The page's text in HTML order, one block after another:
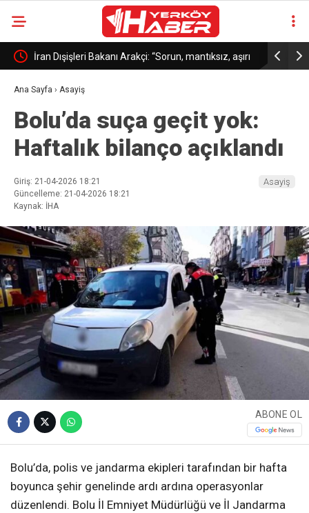
İran Dışişleri Bakanı Arakçi: “Sorun, mantıksız, aşırı
ve baskıcı olan Amerikan yaklaşımıdır”
Ana Sayfa › Asayiş
Bolu’da suça geçit yok:
Haftalık bilanço açıklandı
Giriş: 21-04-2026 18:21
Güncelleme: 21-04-2026 18:21
Kaynak: İHA
Asayiş
ABONE OL
Bolu’da, polis ve jandarma ekipleri tarafından bir hafta
boyunca şehir genelinde ardı ardına operasyonlar
düzenlendi. Bolu İl Emniyet Müdürlüğü ve İl Jandarma